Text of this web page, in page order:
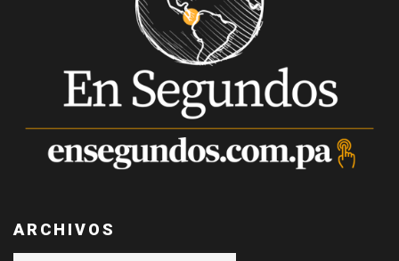
ARCHIVOS